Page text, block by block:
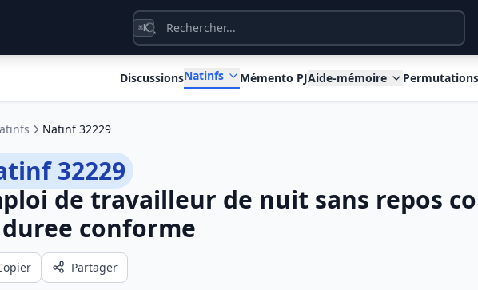
⌘K
DiscussionsNatinfs Mémento PJAide-mémoire Permutations
Natinf 32229
32229
de travailleur de nuit sans repos
conforme
Partager